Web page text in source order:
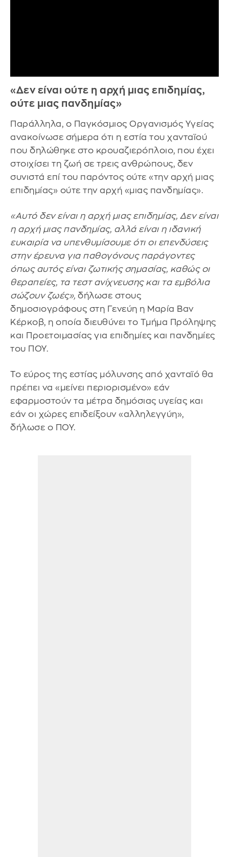
«Δεν είναι ούτε η αρχή μιας επιδημίας,
ούτε μιας πανδημίας»
Παράλληλα, ο Παγκόσμιος Οργανισμός Υγείας
ανακοίνωσε σήμερα ότι η εστία του χανταϊού
που δηλώθηκε στο κρουαζιερόπλοιο, που έχει
στοιχίσει τη ζωή σε τρεις ανθρώπους, δεν
συνιστά επί του παρόντος ούτε «την αρχή μιας
επιδημίας» ούτε την αρχή «μιας πανδημίας».
«Αυτό δεν είναι η αρχή μιας επιδημίας, Δεν είναι
η αρχή μιας πανδημίας, αλλά είναι η ιδανική
ευκαιρία να υπενθυμίσουμε ότι οι επενδύσεις
στην έρευνα για παθογόνους παράγοντες
όπως αυτός είναι ζωτικής σημασίας, καθώς οι
θεραπείες, τα τεστ ανίχνευσης και τα εμβόλια
σώζουν ζωές», δήλωσε στους
δημοσιογράφους στη Γενεύη η Μαρία Βαν
Κέρκοβ, η οποία διευθύνει το Τμήμα Πρόληψης
και Προετοιμασίας για επιδημίες και πανδημίες
του ΠΟΥ.
Το εύρος της εστίας μόλυνσης από χανταϊό θα
πρέπει να «μείνει περιορισμένο» εάν
εφαρμοστούν τα μέτρα δημόσιας υγείας και
εάν οι χώρες επιδείξουν «αλληλεγγύη»,
δήλωσε ο ΠΟΥ.